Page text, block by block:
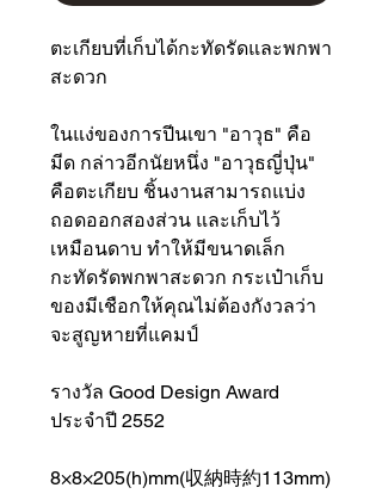
ตะเกียบที่เก็บได้กะทัดรัดและพกพา
สะดวก
ในแง่ของการปีนเขา "อาวุธ" คือ
มีด กล่าวอีกนัยหนึ่ง "อาวุธญี่ปุ่น"
คือตะเกียบ ชิ้นงานสามารถแบ่ง
ถอดออกสองส่วน และเก็บไว้
เหมือนดาบ ทำให้มีขนาดเล็ก
กะทัดรัดพกพาสะดวก กระเป๋าเก็บ
ของมีเชือกให้คุณไม่ต้องกังวลว่า
จะสูญหายที่แคมป์
รางวัล Good Design Award
ประจำปี 2552
8×8×205(h)mm(収納時約113mm)